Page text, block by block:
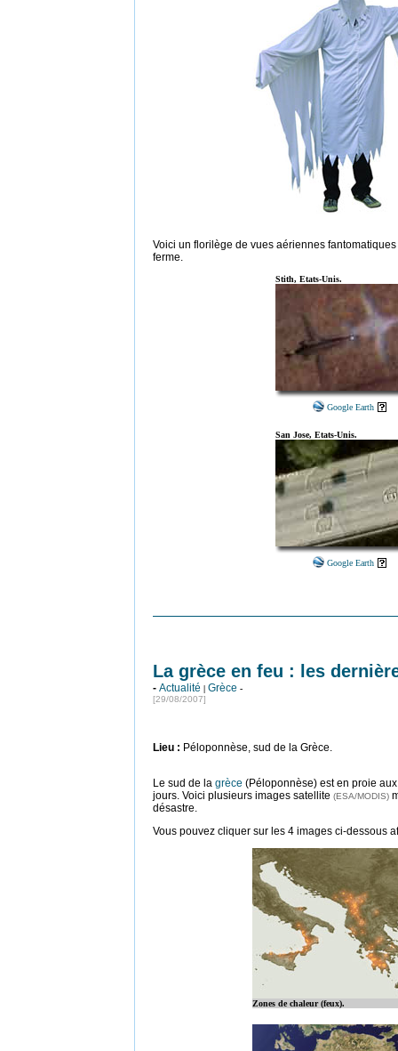
Voici un florilège de vues aériennes
ferme.
Stith, Etats-Unis.
Google Earth
San Jose, Etats-Unis.
Google Earth
La grèce en feu : les
- Actualité | Grèce -
[29/08/2007]
Lieu : Péloponnèse, sud de la Grèce.
Le sud de la grèce (Péloponnèse) est en proie
jours. Voici plusieurs images satellite (ESA/MODIS)
désastre.
Vous pouvez cliquer sur les 4 images ci-dessous
Zones de chaleur (feux).